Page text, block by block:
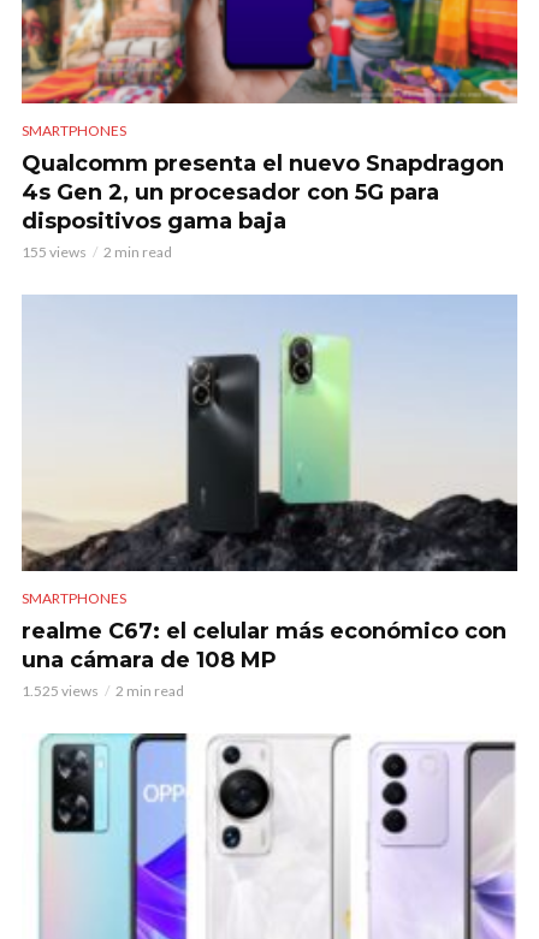
SMARTPHONES
Qualcomm presenta el nuevo Snapdragon
4s Gen 2, un procesador con 5G para
dispositivos gama baja
155 views 2 min read
SMARTPHONES
realme C67: el celular más económico con
una cámara de 108 MP
1.525 views 2 min read